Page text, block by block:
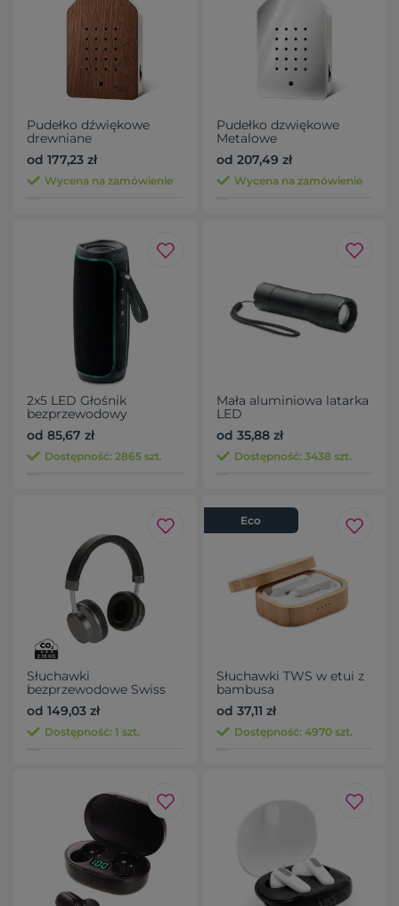
Pudełko dźwiękowe
drewniane
od 177,23 zł
Wycena na zamówienie
Pudełko dzwiękowe
Metalowe
od 207,49 zł
Wycena na zamówienie
2x5 LED Głośnik
bezprzewodowy
od 85,67 zł
Dostępność: 2865 szt.
Mała aluminiowa latarka
LED
od 35,88 zł
Dostępność: 3438 szt.
Słuchawki
bezprzewodowe Swiss
Peak V3
od 149,03 zł
Dostępność: 1 szt.
Eco
Słuchawki TWS w etui z
bambusa
od 37,11 zł
Dostępność: 4970 szt.